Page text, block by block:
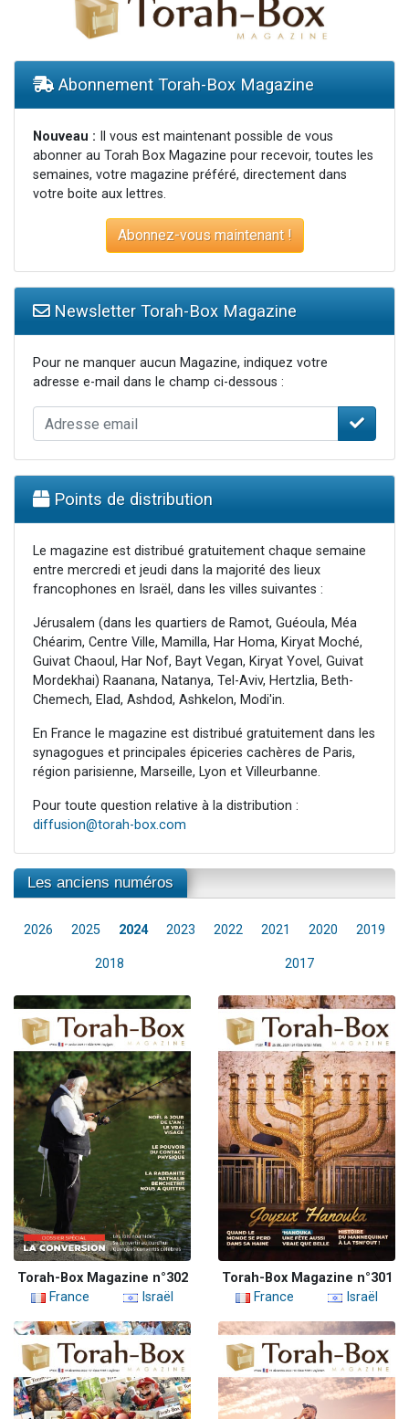
Abonnement Torah-Box Magazine
Nouveau : Il vous est maintenant possible de vous
abonner au Torah Box Magazine pour recevoir, toutes les
semaines, votre magazine préféré, directement dans
votre boite aux lettres.
Abonnez-vous maintenant !
Newsletter Torah-Box Magazine
Pour ne manquer aucun Magazine, indiquez votre
adresse e-mail dans le champ ci-dessous :
Points de distribution
Le magazine est distribué gratuitement chaque semaine
entre mercredi et jeudi dans la majorité des lieux
francophones en Israël, dans les villes suivantes :
Jérusalem (dans les quartiers de Ramot, Guéoula, Méa
Chéarim, Centre Ville, Mamilla, Har Homa, Kiryat Moché,
Guivat Chaoul, Har Nof, Bayt Vegan, Kiryat Yovel, Guivat
Mordekhai) Raanana, Natanya, Tel-Aviv, Hertzlia, Beth-
Chemech, Elad, Ashdod, Ashkelon, Modi'in.
En France le magazine est distribué gratuitement dans les
synagogues et principales épiceries cachères de Paris,
région parisienne, Marseille, Lyon et Villeurbanne.
Pour toute question relative à la distribution :
diffusion@torah-box.com
Les anciens numéros
2026 2025 2024 2023 2022 2021 2020 2019
2018 2017
Torah-Box Magazine n°302
France
Israël
Torah-Box Magazine n°301
France
Israël